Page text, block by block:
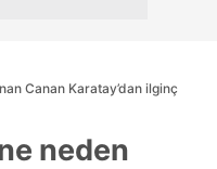
Canan Karatay’dan ilginç
neden